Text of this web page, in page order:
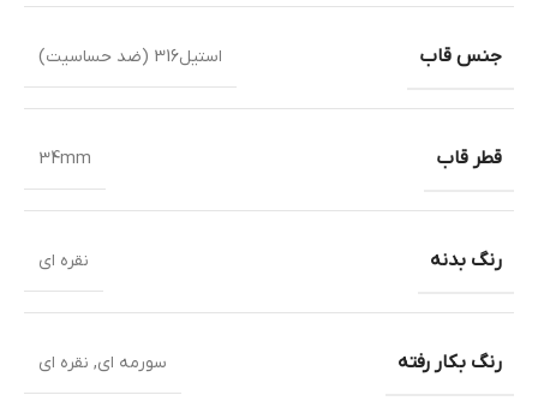
جنس قاب استیل316 (ضد حساسیت)
قطر قاب 34mm
رنگ بدنه نقره ای
رنگ بکار رفته سورمه ای, نقره ای